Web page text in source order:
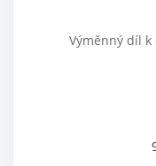
Výměnný díl